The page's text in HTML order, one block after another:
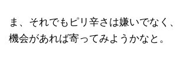
ま、それでもピリ辛さは嫌いでなく、
機会があれば寄ってみようかなと。